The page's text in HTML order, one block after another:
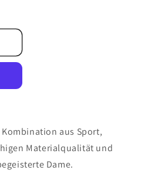
aus Sport,
Materialqualität und
Dame.